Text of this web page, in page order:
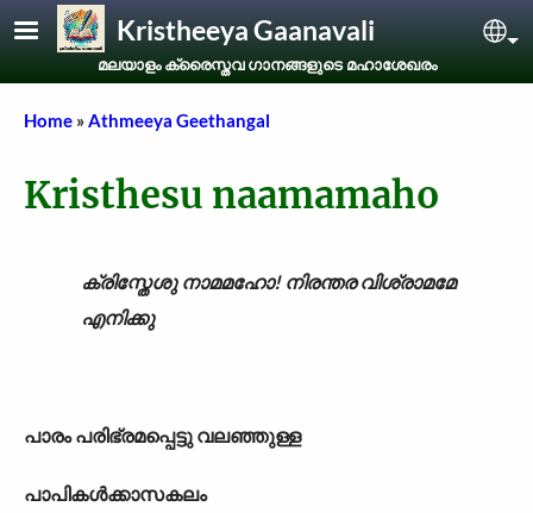
Skip to main contentKristheeya Gaanavali
മലയാളം ക്രൈസ്തവ ഗാനങ്ങളുടെ മഹാശേഖരം
Breadcrumb
Home Athmeeya Geethangal
Kristhesu naamamaho
ക്രിസ്തേശു നാമമഹോ! നിരന്തര വിശ്രാമമേ
എനിക്കു
പാരം പരിഭ്രമപ്പെട്ടു വലഞ്ഞുള്ള
പാപികൾക്കാസകലം